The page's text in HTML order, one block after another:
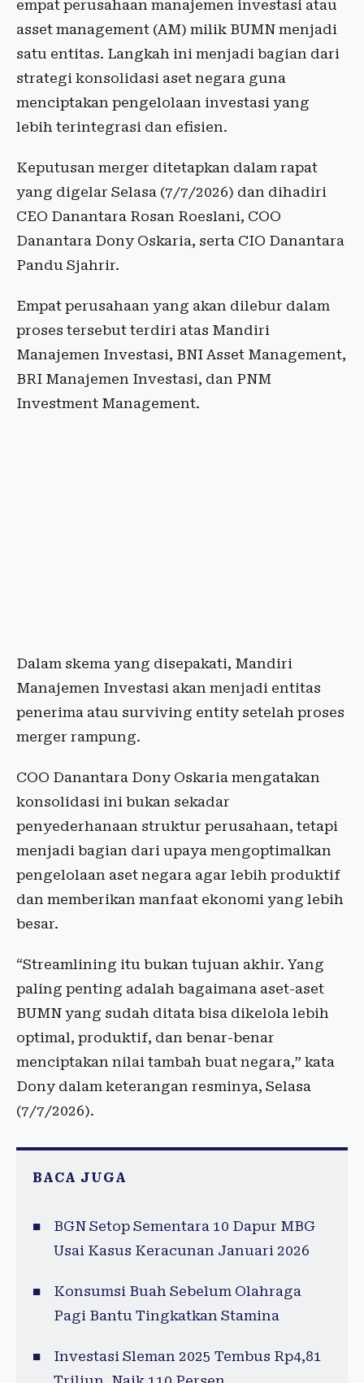
empat perusahaan manajemen investasi atau
asset management (AM) milik BUMN menjadi
satu entitas. Langkah ini menjadi bagian dari
strategi konsolidasi aset negara guna
menciptakan pengelolaan investasi yang
lebih terintegrasi dan efisien.
Keputusan merger ditetapkan dalam rapat
yang digelar Selasa (7/7/2026) dan dihadiri
CEO Danantara Rosan Roeslani, COO
Danantara Dony Oskaria, serta CIO Danantara
Pandu Sjahrir.
Empat perusahaan yang akan dilebur dalam
proses tersebut terdiri atas Mandiri
Manajemen Investasi, BNI Asset Management,
BRI Manajemen Investasi, dan PNM
Investment Management.
Dalam skema yang disepakati, Mandiri
Manajemen Investasi akan menjadi entitas
penerima atau surviving entity setelah proses
merger rampung.
COO Danantara Dony Oskaria mengatakan
konsolidasi ini bukan sekadar
penyederhanaan struktur perusahaan, tetapi
menjadi bagian dari upaya mengoptimalkan
pengelolaan aset negara agar lebih produktif
dan memberikan manfaat ekonomi yang lebih
besar.
“Streamlining itu bukan tujuan akhir. Yang
paling penting adalah bagaimana aset-aset
BUMN yang sudah ditata bisa dikelola lebih
optimal, produktif, dan benar-benar
menciptakan nilai tambah buat negara,” kata
Dony dalam keterangan resminya, Selasa
(7/7/2026).
BACA JUGA
BGN Setop Sementara 10 Dapur MBG
Usai Kasus Keracunan Januari 2026
Konsumsi Buah Sebelum Olahraga
Pagi Bantu Tingkatkan Stamina
Investasi Sleman 2025 Tembus Rp4,81